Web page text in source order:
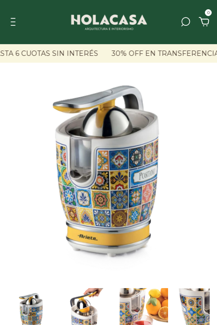
0
6 CUOTAS SIN INTERÉS 30% OFF EN TRANSFERENCIA